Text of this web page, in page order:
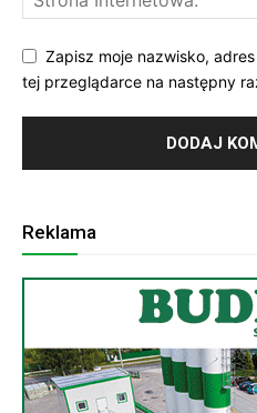
Zapisz moje nazwisko,
tej przeglądarce na następny
Reklama